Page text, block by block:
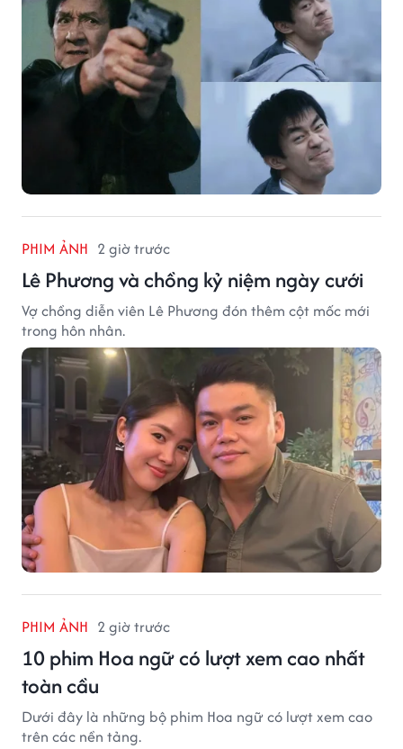
PHIM ẢNH 2 giờ trước
Lê Phương và chồng kỷ niệm ngày cưới
Vợ chồng diễn viên Lê Phương đón thêm cột mốc mới
trong hôn nhân.
PHIM ẢNH 2 giờ trước
10 phim Hoa ngữ có lượt xem cao nhất
toàn cầu
Dưới đây là những bộ phim Hoa ngữ có lượt xem cao
trên các nền tảng.